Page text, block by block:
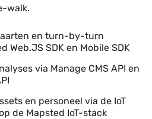
walk.
en turn-by-turn
Web.JS SDK en Mobile SDK
via Manage CMS API en
en personeel via de IoT
de Mapsted IoT-stack